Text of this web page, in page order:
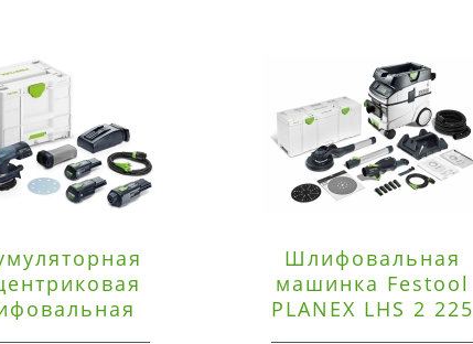
Шлифовальная
машинка Festool
PLANEX LHS 2 225